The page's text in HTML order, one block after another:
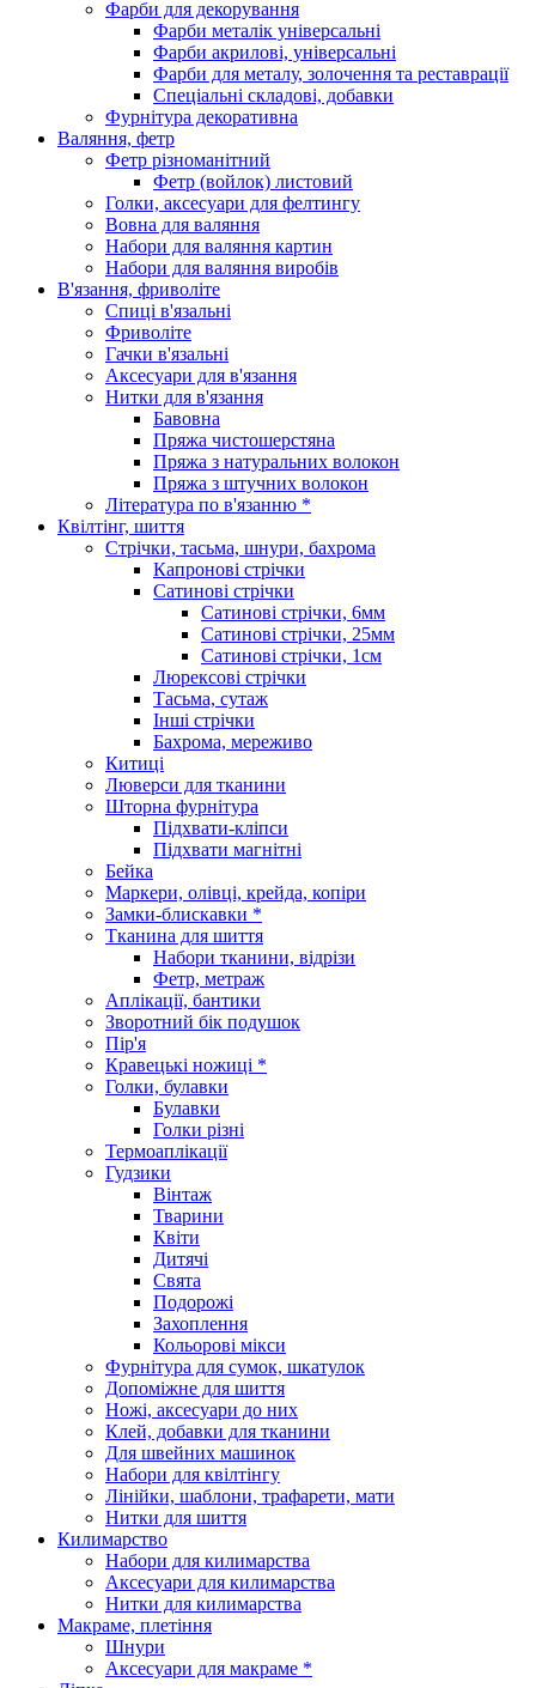
Фарби для декорування
Фарби металік універсальні
Фарби акрилові, універсальні
Фарби для металу, золочення та реставрації
Спеціальні складові, добавки
Фурнітура декоративна
Валяння, фетр
Фетр різноманітний
Фетр (войлок) листовий
Голки, аксесуари для фелтингу
Вовна для валяння
Набори для валяння картин
Набори для валяння виробів
В'язання, фриволіте
Спиці в'язальні
Фриволіте
Гачки в'язальні
Аксесуари для в'язання
Нитки для в'язання
Бавовна
Пряжа чистошерстяна
Пряжа з натуральних волокон
Пряжа з штучних волокон
Література по в'язанню *
Квілтінг, шиття
Стрічки, тасьма, шнури, бахрома
Капронові стрічки
Сатинові стрічки
Сатинові стрічки, 6мм
Сатинові стрічки, 25мм
Сатинові стрічки, 1см
Люрексові стрічки
Тасьма, сутаж
Інші стрічки
Бахрома, мереживо
Китиці
Люверси для тканини
Шторна фурнітура
Підхвати-кліпси
Підхвати магнітні
Бейка
Маркери, олівці, крейда, копіри
Замки-блискавки *
Тканина для шиття
Набори тканини, відрізи
Фетр, метраж
Аплікації, бантики
Зворотний бік подушок
Пір'я
Кравецькі ножиці *
Голки, булавки
Булавки
Голки різні
Термоаплікації
Гудзики
Вінтаж
Тварини
Квіти
Дитячі
Свята
Подорожі
Захоплення
Кольорові мікси
Фурнітура для сумок, шкатулок
Допоміжне для шиття
Ножі, аксесуари до них
Клей, добавки для тканини
Для швейних машинок
Набори для квілтінгу
Лінійки, шаблони, трафарети, мати
Нитки для шиття
Килимарство
Набори для килимарства
Аксесуари для килимарства
Нитки для килимарства
Макраме, плетіння
Шнури
Аксесуари для макраме *